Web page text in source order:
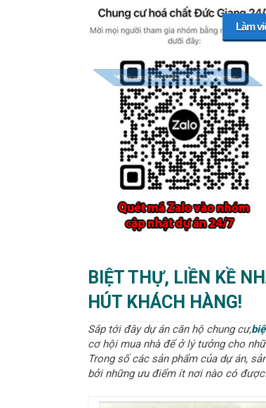
Làm
Không thu
BIỆT THỰ, LIỀN KỀ
HÚT KHÁCH HÀNG!
Sắp tới đây dự án căn hộ chung cư,
cơ hội mua nhà để ở lý tưởng cho
Trong số các sản phẩm của dự án,
bởi những ưu điểm ít nơi nào có được.